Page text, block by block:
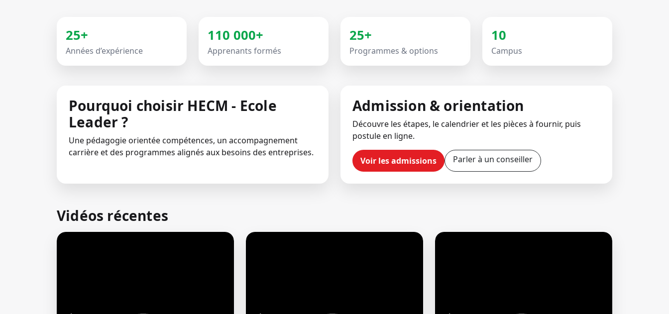
25+
Années d’expérience
110 000+
Apprenants formés
25+
Programmes & options
10
Campus
Pourquoi choisir HECM - Ecole
Leader ?
Une pédagogie orientée compétences, un accompagnement
carrière et des programmes alignés aux besoins des entreprises.
Admission & orientation
Découvre les étapes, le calendrier et les pièces à fournir, puis
postule en ligne.
Voir les admissions Parler à un conseiller
Vidéos récentes